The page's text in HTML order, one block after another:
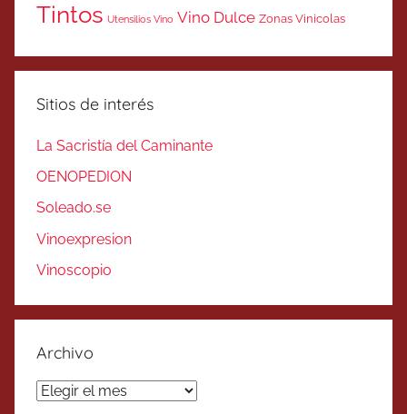
Tintos Utensilios Vino Vino Dulce Zonas Vinicolas
Sitios de interés
La Sacristía del Caminante
OENOPEDION
Soleado.se
Vinoexpresion
Vinoscopio
Archivo
Archivo